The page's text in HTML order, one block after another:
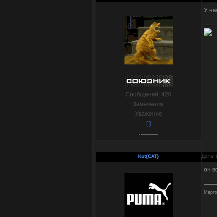
Сообщений: 426
Замечания:
Уважение
[ ]
У
Kot{CAT} Дата:
он